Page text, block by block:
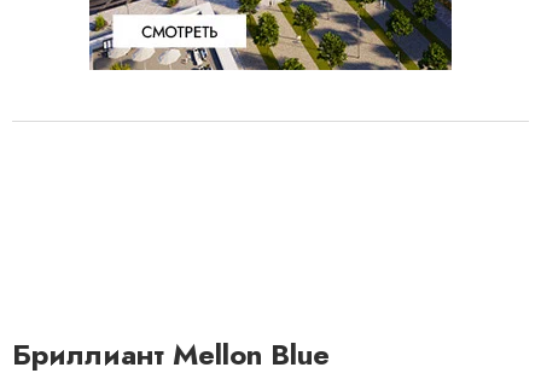
Бриллиант Mellon Blue